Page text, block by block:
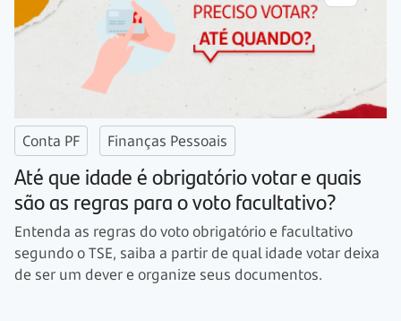
Conta PF Finanças Pessoais
Até que idade é obrigatório votar e quais
são as regras para o voto facultativo?
Entenda as regras do voto obrigatório e facultativo
segundo o TSE, saiba a partir de qual idade votar deixa
de ser um dever e organize seus documentos.